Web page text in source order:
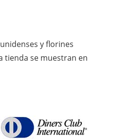
y florines
tienda se muestran en